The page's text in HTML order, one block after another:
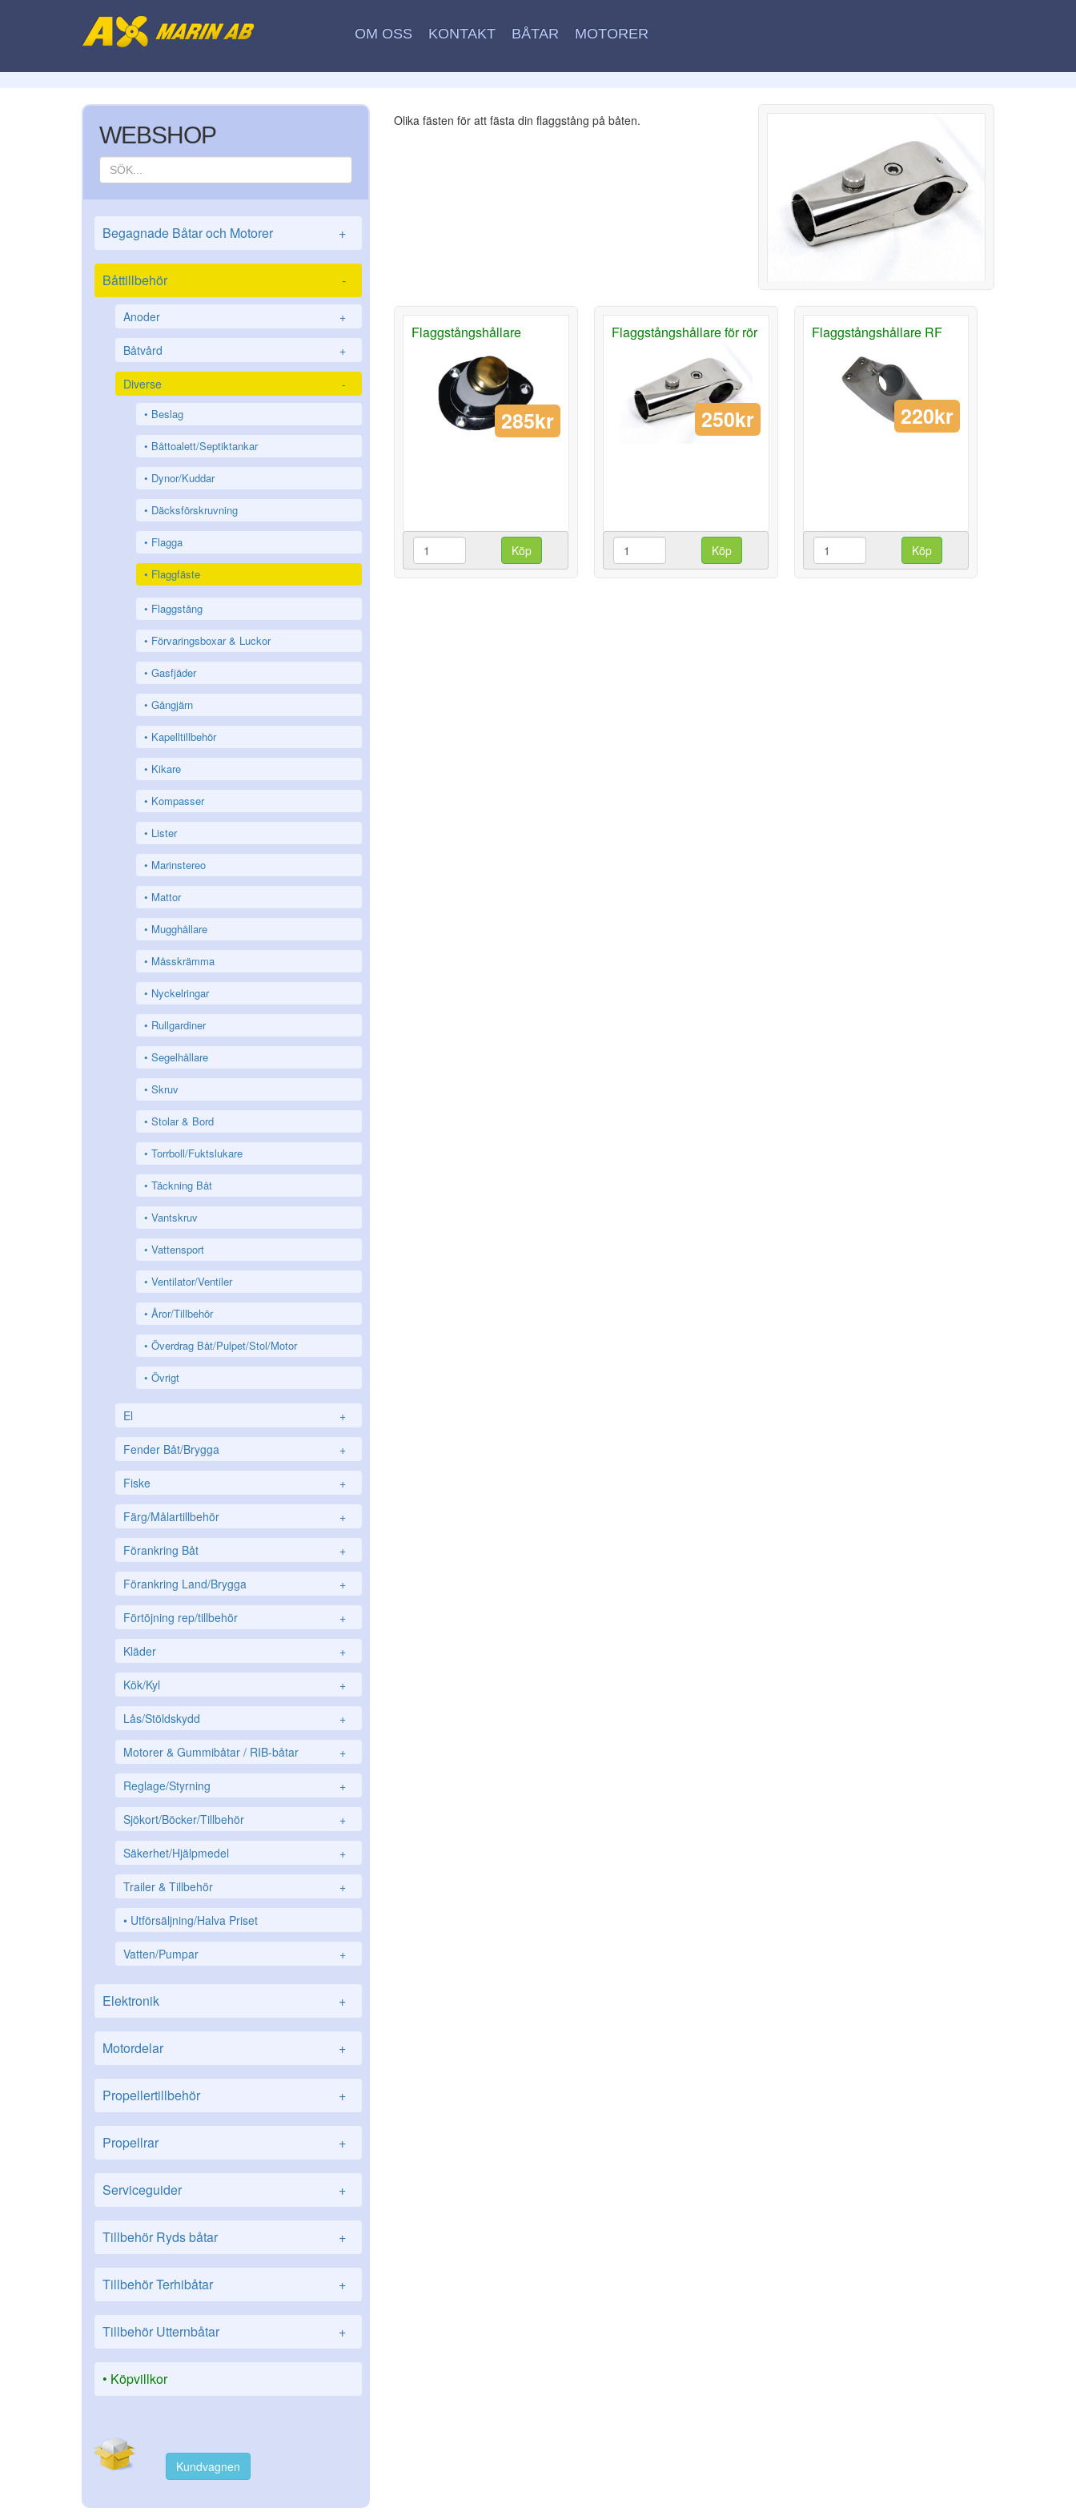
OM OSS KONTAKT BÅTAR MOTORER
WEBSHOP
Begagnade Båtar och Motorer +
Båttillbehör -
Anoder +
Båtvård +
Diverse -
Beslag
Båttoalett/Septiktankar
Dynor/Kuddar
Däcksförskruvning
Flagga
Flaggfäste
Flaggstång
Förvaringsboxar & Luckor
Gasfjäder
Gångjärn
Kapelltillbehör
Kikare
Kompasser
Lister
Marinstereo
Mattor
Mugghållare
Måsskrämma
Nyckelringar
Rullgardiner
Segelhållare
Skruv
Stolar & Bord
Torrboll/Fuktslukare
Täckning Båt
Vantskruv
Vattensport
Ventilator/Ventiler
Åror/Tillbehör
Överdrag Båt/Pulpet/Stol/Motor
Övrigt
El +
Fender Båt/Brygga +
Fiske +
Färg/Målartillbehör +
Förankring Båt +
Förankring Land/Brygga +
Förtöjning rep/tillbehör +
Kläder +
Kök/Kyl +
Lås/Stöldskydd +
Motorer & Gummibåtar / RIB-båtar +
Reglage/Styrning +
Sjökort/Böcker/Tillbehör +
Säkerhet/Hjälpmedel +
Trailer & Tillbehör +
Utförsäljning/Halva Priset
Vatten/Pumpar +
Elektronik +
Motordelar +
Propellertillbehör +
Propellrar +
Serviceguider +
Tillbehör Ryds båtar +
Tillbehör Terhibåtar +
Tillbehör Utternbåtar +
Köpvillkor
Kundvagnen
Olika fästen för att fästa din flaggstång på båten.
Flaggstångshållare
285kr
Köp
Flaggstångshållare för rör
250kr
Köp
Flaggstångshållare RF
220kr
Köp